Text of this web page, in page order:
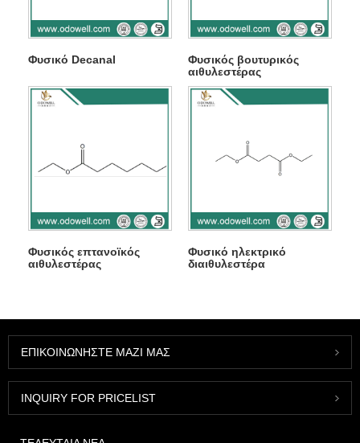
Φυσικό Decanal
Φυσικός βουτυρικός
αιθυλεστέρας
Φυσικός επτανοϊκός
αιθυλεστέρας
Φυσικό ηλεκτρικό
διαιθυλεστέρα
ΕΠΙΚΟΙΝΩΝΉΣΤΕ ΜΑΖΊ ΜΑΣ
INQUIRY FOR PRICELIST